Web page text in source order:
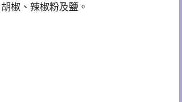
椒、辣椒粉及鹽。